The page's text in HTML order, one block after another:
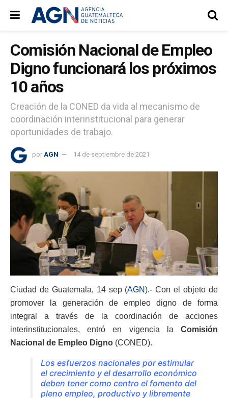
Comisión Nacional de Empleo
Digno funcionará los próximos
10 años
Creación de la CONED da vida al mecanismo de
coordinación interinstitucional para generar
oportunidades de trabajo.
por AGN 14 de septiembre de 2021
Ciudad de Guatemala, 14 sep (AGN).- Con el objeto de
promover la generación de empleo digno de forma
integral a través de la coordinación de acciones
interinstitucionales, entró en vigencia la Comisión
Nacional de Empleo Digno (CONED).
Los esfuerzos nacionales por estimular
el crecimiento y el desarrollo económico
deben tener como centro el fomento del
pleno empleo, productivo y libremente